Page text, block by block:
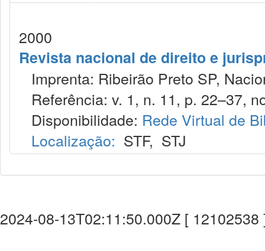
2000
Revista nacional de direito e
Imprenta: Ribeirão Preto SP,
Referência: v. 1, n. 11, p. 22–37,
Disponibilidade: Rede Virtual de
Localização: STF, STJ
2024-08-13T02:11:50.000Z [ 12102538